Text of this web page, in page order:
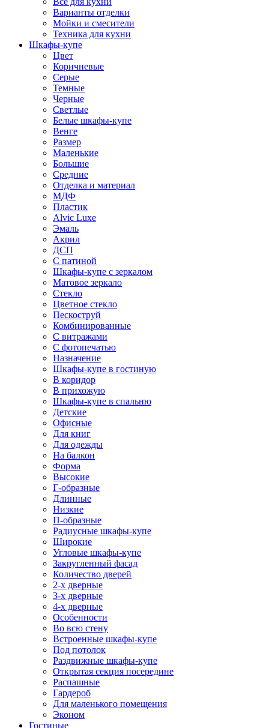
Варианты отделки
Мойки и смесители
Техника для кухни
Шкафы-купе
Цвет
Коричневые
Серые
Темные
Черные
Светлые
Белые шкафы-купе
Венге
Размер
Маленькие
Большие
Средние
Отделка и материал
МДФ
Пластик
Alvic Luxe
Эмаль
Акрил
ДСП
С патиной
Шкафы-купе с зеркалом
Матовое зеркало
Стекло
Цветное стекло
Пескоструй
Комбинированные
С витражами
С фотопечатью
Назначение
Шкафы-купе в гостиную
В коридор
В прихожую
Шкафы-купе в спальню
Детские
Офисные
Для книг
Для одежды
На балкон
Форма
Высокие
Г-образные
Длинные
Низкие
П-образные
Радиусные шкафы-купе
Широкие
Угловые шкафы-купе
Закругленный фасад
Количество дверей
2-х дверные
3-х дверные
4-х дверные
Особенности
Во всю стену
Встроенные шкафы-купе
Под потолок
Раздвижные шкафы-купе
Открытая секция посередине
Распашные
Гардероб
Для маленького помещения
Эконом
Гостиные